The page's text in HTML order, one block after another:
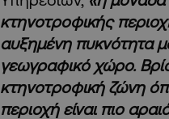
κτηνοτροφικής
αυξημένη πυκνότητα
γεωγραφικό χώρο.
κτηνοτροφική ζώνη
περιοχή είναι πιο